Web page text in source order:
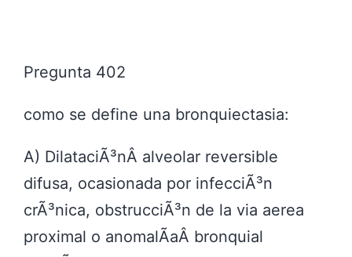
Pregunta 402
como se define una bronquiectasia:
A) DilataciÃ³nÂ alveolar reversible
difusa, ocasionada por infecciÃ³n
crÃ³nica, obstrucciÃ³n de la via aerea
proximal o anomalÃ­aÂ bronquial